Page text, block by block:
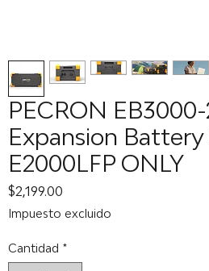
PECRON
Expansion
E2000LFP ONLY
$2,199.00
Impuesto excluido
Cantidad *